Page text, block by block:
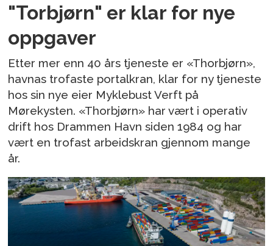
"Torbjørn" er klar for nye
oppgaver
Etter mer enn 40 års tjeneste er «Thorbjørn»,
havnas trofaste portalkran, klar for ny tjeneste
hos sin nye eier Myklebust Verft på
Mørekysten. «Thorbjørn» har vært i operativ
drift hos Drammen Havn siden 1984 og har
vært en trofast arbeidskran gjennom mange
år.